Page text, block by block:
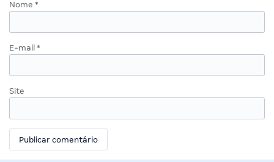
Nome *
E-mail *
Site